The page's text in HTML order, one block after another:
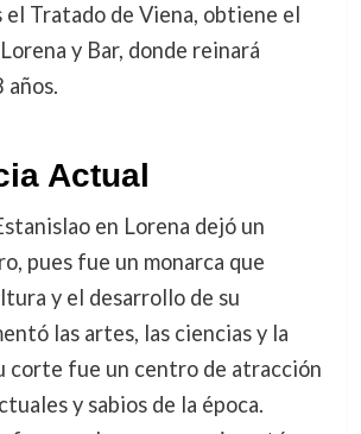
el Tratado de Viena, obtiene el
y Bar, donde reinará
años.
Actual
en Lorena dejó un
pues fue un monarca que
y el desarrollo de su
las artes, las ciencias y la
corte fue un centro de atracción
y sabios de la época.